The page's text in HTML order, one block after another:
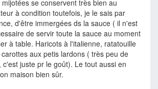
se conservent très bien au
à condition toutefois, je le sais par
d'être immergées ds la sauce ( il n'est
de servir toute la sauce au moment
à table. Haricots à l'italienne, ratatouille
carottes aux petis lardons ( très peu de
c'est juste pr le goût). Le tout aussi en
maison bien sûr.